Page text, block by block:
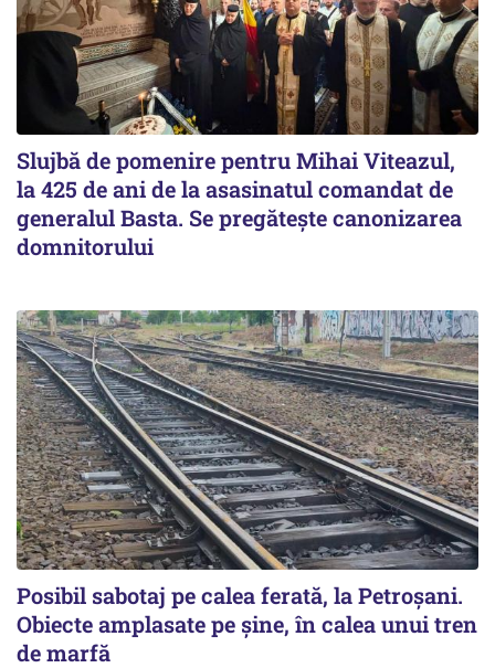
Slujbă de pomenire pentru Mihai Viteazul,
la 425 de ani de la asasinatul comandat de
generalul Basta. Se pregătește canonizarea
domnitorului
Posibil sabotaj pe calea ferată, la Petroșani.
Obiecte amplasate pe șine, în calea unui tren
de marfă